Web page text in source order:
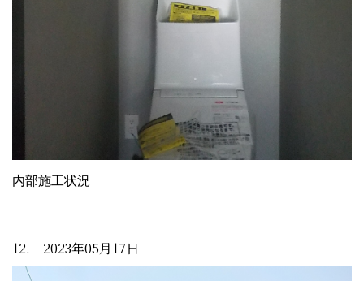
内部施工状況
12. 2023年05月17日